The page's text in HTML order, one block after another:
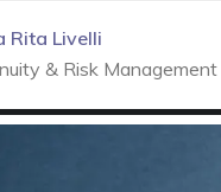
Rita Livelli
& Risk